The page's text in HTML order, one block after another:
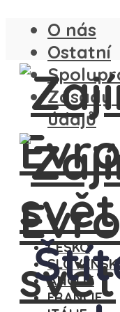
O nás
Ostatní
Zásady
údajů
ČESKO
ANGLIE
FRANCIE